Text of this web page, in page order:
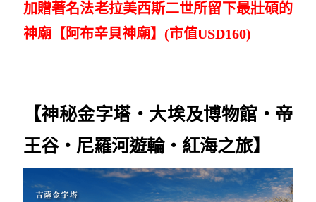
加贈著名法老拉美西斯二世所留下最壯碩的
神廟【阿布辛貝神廟】(市值USD160)
【神秘金字塔‧大埃及博物館 ‧帝
王谷‧尼羅河遊輪‧紅海之旅】